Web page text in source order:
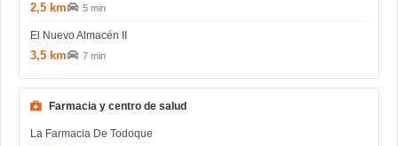
2,5 km 5 min
El Nuevo Almacén II
3,5 km 7 min
Farmacia y centro de salud
La Farmacia De Todoque